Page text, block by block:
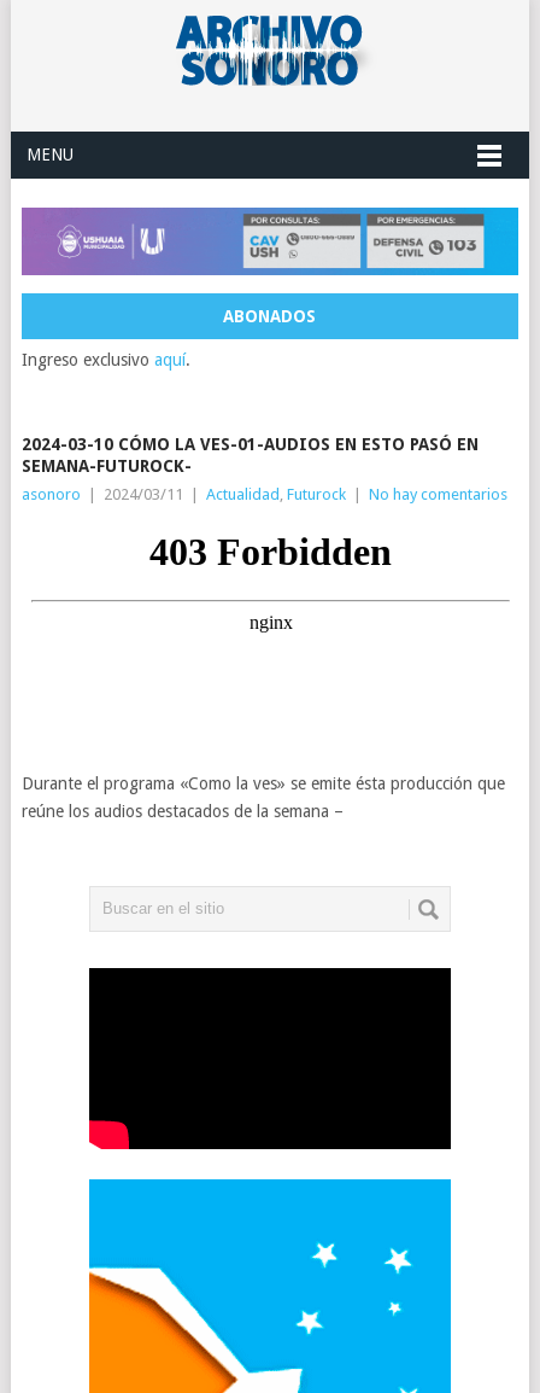
MENU
ABONADOS
Ingreso exclusivo aquí.
2024-03-10 CÓMO LA VES-01-AUDIOS EN ESTO PASÓ EN
SEMANA-FUTUROCK-
asonoro | 2024/03/11 | Actualidad Futurock | No hay comentarios
Durante el programa «Como la ves» se emite ésta producción que
reúne los audios destacados de la semana –